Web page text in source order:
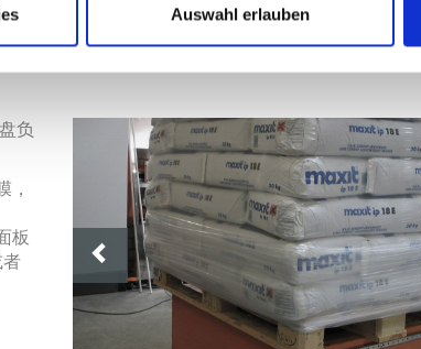
Auswahl erlauben
程序
负
，
板